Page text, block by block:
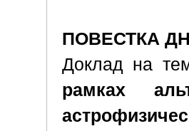
ПОВЕСТКА
Доклад на
рамках